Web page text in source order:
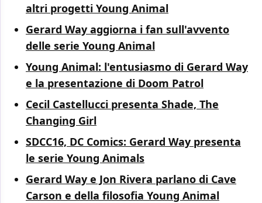
altri progetti Young Animal
Gerard Way aggiorna i fan sull'avvento
delle serie Young Animal
Young Animal: l'entusiasmo di Gerard Way
e la presentazione di Doom Patrol
Cecil Castellucci presenta Shade, The
Changing Girl
SDCC16, DC Comics: Gerard Way presenta
le serie Young Animals
Gerard Way e Jon Rivera parlano di Cave
Carson e della filosofia Young Animal